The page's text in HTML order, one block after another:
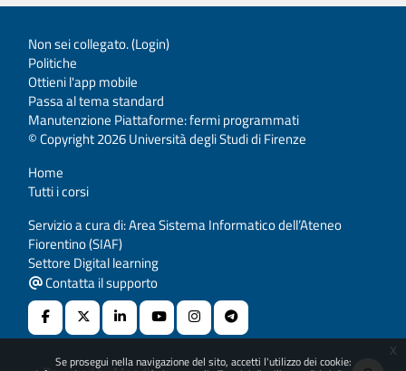
Se prosegui nella navigazione del sito, accetti l'utilizzo dei cookie:
x
Non sei collegato. (Login)
Politiche
Ottieni l'app mobile
Passa al tema standard
Manutenzione Piattaforme: fermi programmati
© Copyright 2026 Università degli Studi di Firenze
Home
Tutti i corsi
Servizio a cura di: Area Sistema Informatico dell’Ateneo
Fiorentino (SIAF)
Settore Digital learning
Contatta il supporto